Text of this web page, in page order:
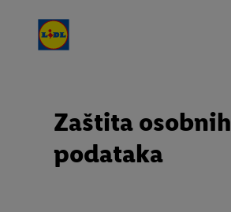
Zaštita osobnih
podataka